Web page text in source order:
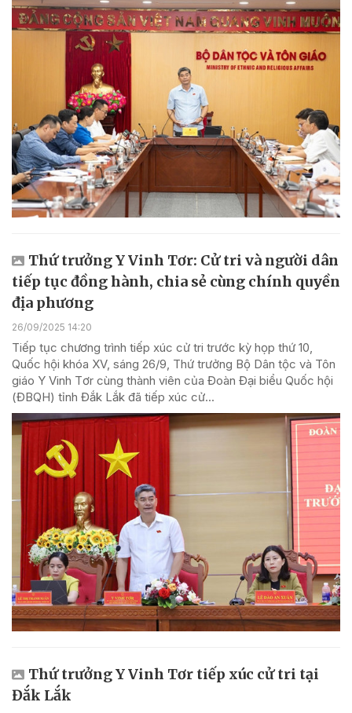
Thứ trưởng Y Vinh Tơr: Cử tri và người dân
tiếp tục đồng hành, chia sẻ cùng chính quyền
địa phương
26/09/2025 14:20
Tiếp tục chương trình tiếp xúc cử tri trước kỳ họp thứ 10,
Quốc hội khóa XV, sáng 26/9, Thứ trưởng Bộ Dân tộc và Tôn
giáo Y Vinh Tơr cùng thành viên của Đoàn Đại biểu Quốc hội
(ĐBQH) tỉnh Đắk Lắk đã tiếp xúc cử...
Thứ trưởng Y Vinh Tơr tiếp xúc cử tri tại
Đắk Lắk